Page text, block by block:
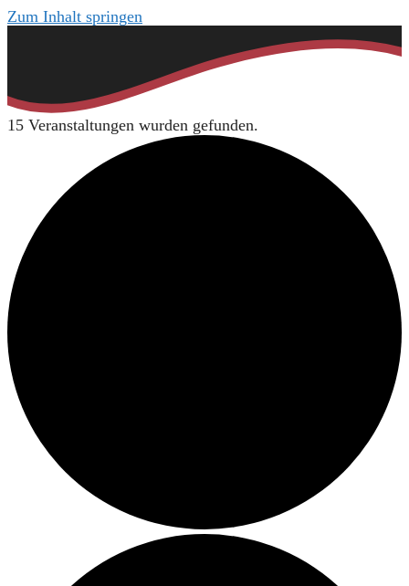
Zum Inhalt springen
15 Veranstaltungen wurden gefunden.